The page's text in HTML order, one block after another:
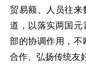
贸易额、人员往
道，以落实两国元
部的协调作用，不
合作、弘扬传统友